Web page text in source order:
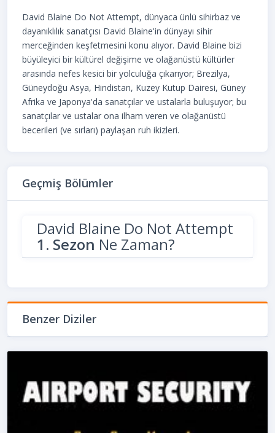
David Blaine Do Not Attempt, dünyaca ünlü sihirbaz ve
dayanıklılık sanatçısı David Blaine'in dünyayı sihir
merceğinden keşfetmesini konu alıyor. David Blaine bizi
büyüleyici bir kültürel değişime ve olağanüstü kültürler
arasında nefes kesici bir yolculuğa çıkarıyor; Brezilya,
Güneydoğu Asya, Hindistan, Kuzey Kutup Dairesi, Güney
Afrika ve Japonya'da sanatçılar ve ustalarla buluşuyor; bu
sanatçılar ve ustalar ona ilham veren ve olağanüstü
becerileri (ve sırları) paylaşan ruh ikizleri.
Geçmiş Bölümler
David Blaine Do Not Attempt
1. Sezon Ne Zaman?
Benzer Diziler